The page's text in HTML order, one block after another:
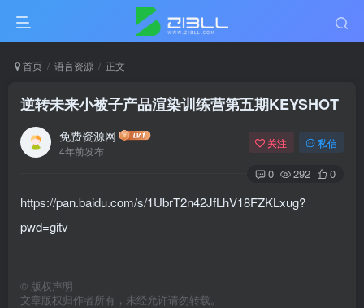
首页 语言资源 正文
逆转未来小被子产品渲染训练营第五期KEYSHOT
免费资源网
4年前发布
关注 私信
0 292 0
https://pan.baidu.com/s/1UbrT2n42JfLhV18FZKLxug?
pwd=gitv
© 版权声明
文章版权归作者所有，未经允许请勿转载。